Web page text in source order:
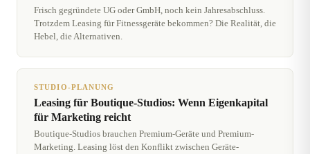
Frisch gegründete UG oder GmbH, noch kein Jahresabschluss.
Trotzdem Leasing für Fitnessgeräte bekommen? Die Realität, die
Hebel, die Alternativen.
STUDIO-PLANUNG
Leasing für Boutique-Studios: Wenn Eigenkapital
für Marketing reicht
Boutique-Studios brauchen Premium-Geräte und Premium-
Marketing. Leasing löst den Konflikt zwischen Geräte-